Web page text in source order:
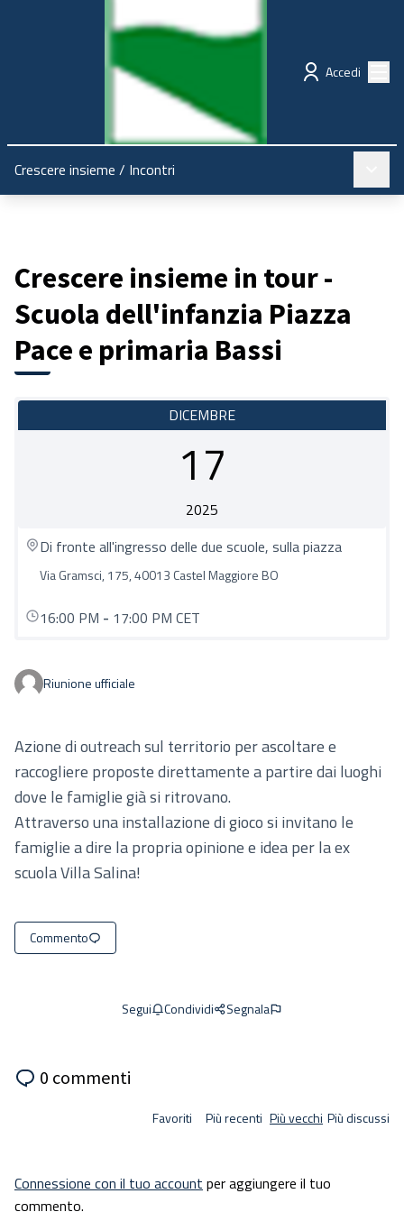
Regione Emilia-Romagna Partecipazione
Accedi
Crescere insieme / Incontri
Crescere insieme in tour -
Scuola dell'infanzia Piazza
Pace e primaria Bassi
DICEMBRE
17
2025
Di fronte all'ingresso delle due scuole, sulla piazza
Via Gramsci, 175, 40013 Castel Maggiore BO
16:00 PM - 17:00 PM CET
Riunione ufficiale
Azione di outreach sul territorio per ascoltare e
raccogliere proposte direttamente a partire dai luoghi
dove le famiglie già si ritrovano.
Attraverso una installazione di gioco si invitano le
famiglie a dire la propria opinione e idea per la ex
scuola Villa Salina!
Commento
Segui Condividi Segnala
0 commenti
Favoriti Più recenti Più vecchi Più discussi
Connessione con il tuo account per aggiungere il tuo
commento.